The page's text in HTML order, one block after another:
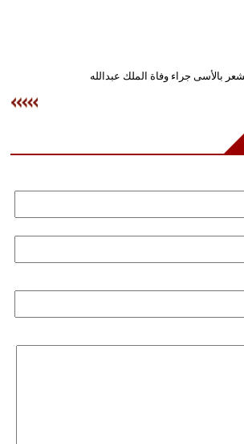
مدوَّنات
أبراج
سيارات
بالأسى جراء وفاة الملك عبدالله